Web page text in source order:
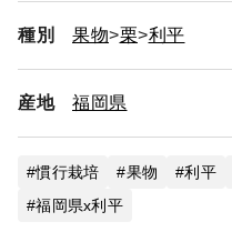
種別 果物 栗 利平
産地 福岡県
慣行栽培 果物 利平
福岡県x利平